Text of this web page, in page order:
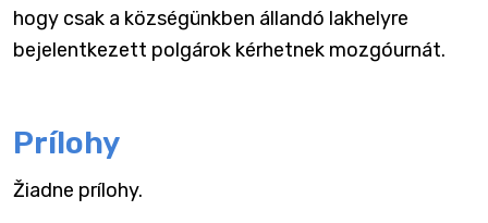
hogy csak a községünkben állandó lakhelyre
bejelentkezett polgárok kérhetnek mozgóurnát.
Prílohy
Žiadne prílohy.